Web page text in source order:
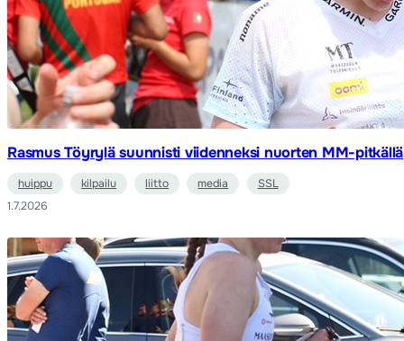
Rasmus Töyrylä suunnisti viidenneksi nuorten MM-pitkällä
huippu kilpailu liitto media
SSL
1.7.2026